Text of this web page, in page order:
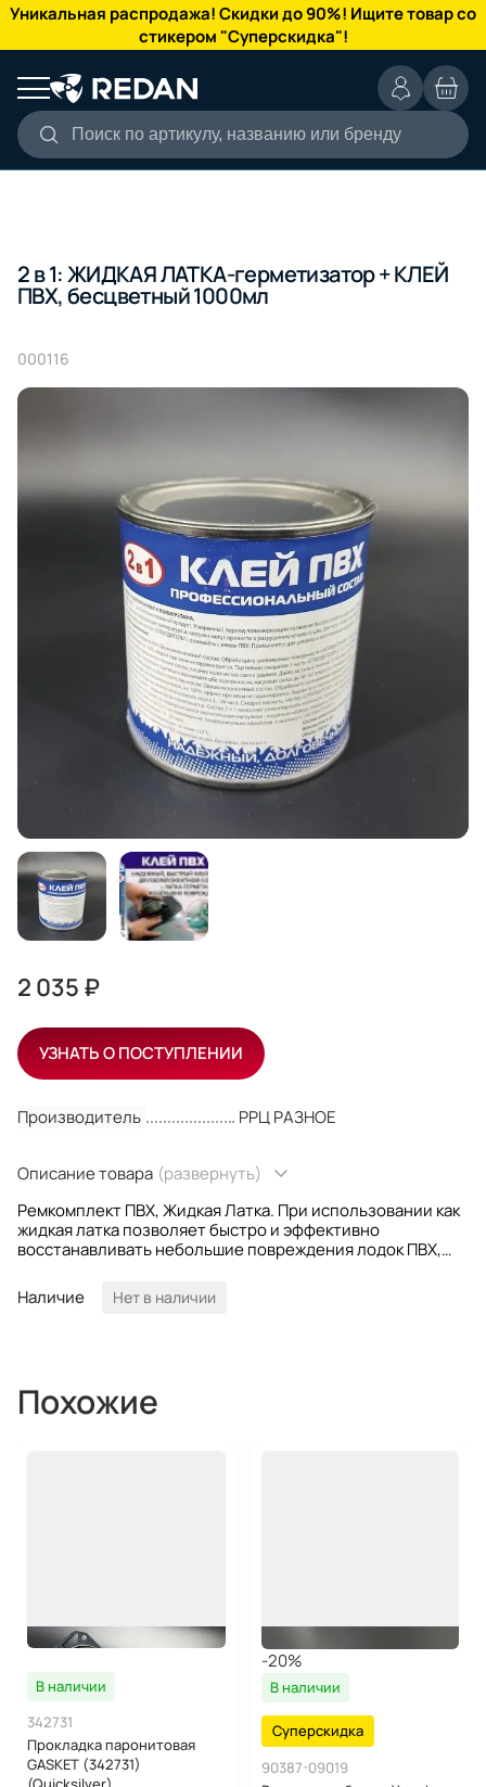
Уникальная распродажа! Скидки до 90%! Ищите товар со
стикером "Суперскидка"!
Поиск по артикулу, названию или бренду
КАТАЛОГ
2 в 1: ЖИДКАЯ ЛАТКА-герметизатор + КЛЕЙ
ПВХ, бесцветный 1000мл
000116
Производитель РРЦ РАЗНОЕ
Описание товара (развернуть)
Ремкомплект ПВХ, Жидкая Латка. При использовании как
жидкая латка позволяет быстро и эффективно
восстанавливать небольшие повреждения лодок ПВХ,
батутов, тюбингов, надувных игрушек. Надежно
приклеивается к верхнему слою ПВХ тканей. После
высокопрочное соединение поверхностей.
Наличие Нет в наличии
2 035 ₽
УЗНАТЬ О ПОСТУПЛЕНИИ
Похожие
В наличии
342731
Прокладка паронитовая
GASKET (342731)
-20%
В наличии
Суперскидка
90387-09019